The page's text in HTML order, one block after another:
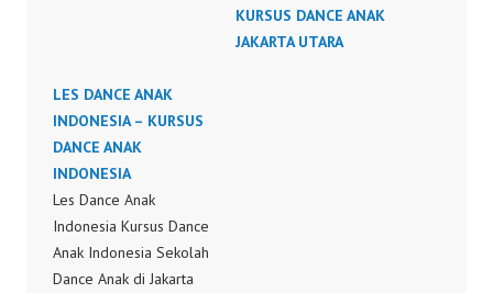
KURSUS DANCE ANAK
JAKARTA UTARA
LES DANCE ANAK
INDONESIA – KURSUS
DANCE ANAK
INDONESIA
Les Dance Anak
Indonesia Kursus Dance
Anak Indonesia Sekolah
Dance Anak di Jakarta